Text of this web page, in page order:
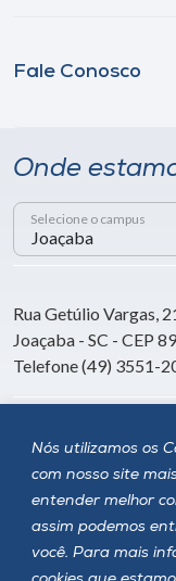
Nós utilizamos os
com nosso site
entender melhor
assim podemos
você. Para mais
Fale Conosco
Onde
Selecione o campus
Rua Getúlio Vargas,
Joaçaba - SC - CEP
Telefone (49) 3551-
Siga a